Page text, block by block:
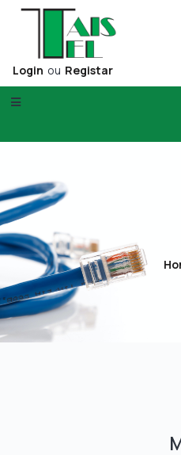
Login ou Registar